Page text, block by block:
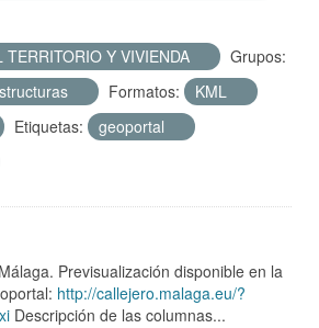
TERRITORIO Y VIVIENDA
Grupos:
Formatos:
KML
Etiquetas:
geoportal
Previsualización disponible en la
http://callejero.malaga.eu/?
Descripción de las columnas...